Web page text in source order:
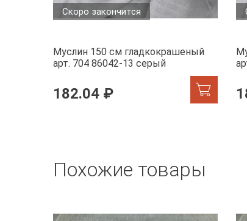
Скоро закончится
Муслин 150 см гладкокрашеный
арт. 704 86042-13 серый
182.04 ₽
Похожие товары